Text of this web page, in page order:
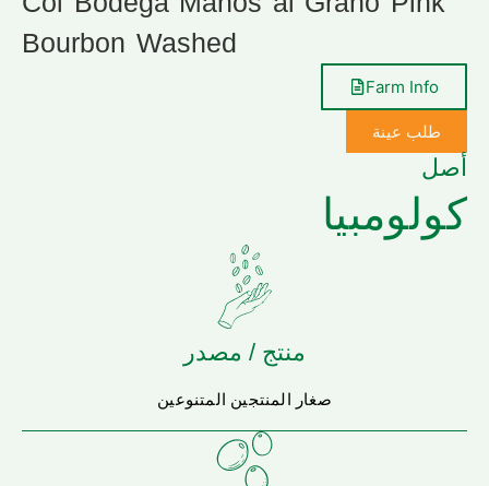
Bourbon Washed
Farm Info
طلب عينة
أصل
كولومبيا
منتج / مصدر
صغار المنتجين المتنوعين